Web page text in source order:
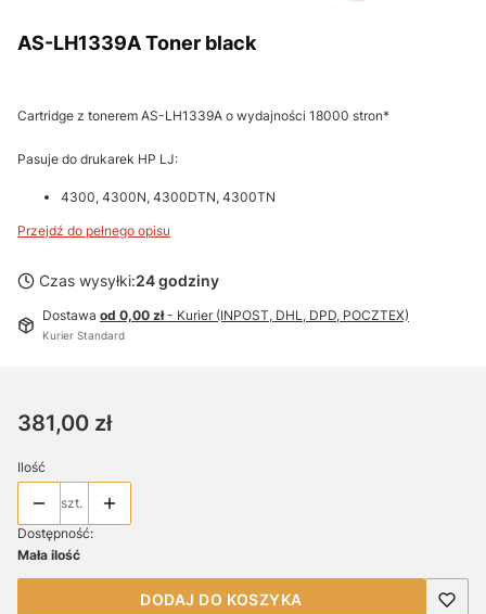
AS-LH1339A Toner black
Cartridge z tonerem AS-LH1339A o wydajności 18000 stron*
Pasuje do drukarek HP LJ:
4300, 4300N, 4300DTN, 4300TN
Przejdź do pełnego opisu
Czas wysyłki:24 godziny
Dostawa od 0,00 zł- Kurier (INPOST, DHL, DPD, POCZTEX)
Kurier Standard
Cena
381,00 zł
Ilość
szt.
Dostępność:
Mała ilość
DODAJ DO KOSZYKA